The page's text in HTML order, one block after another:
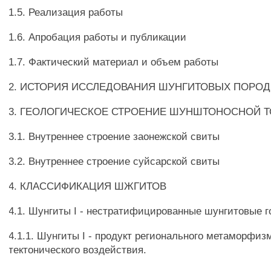
1.5. Реализация работы
1.6. Апробация работы и публикации
1.7. Фактический материал и объем работы
2. ИСТОРИЯ ИССЛЕДОВАНИЯ ШУНГИТОВЫХ ПОРОД
3. ГЕОЛОГИЧЕСКОЕ СТРОЕНИЕ ШУНШТОНОСНОЙ
3.1. Внутреннее строение заонежской свиты
3.2. Внутреннее строение суйсарской свиты
4. КЛАССИФИКАЦИЯ ШЖГИТОВ
4.1. Шунгиты I - нестратифицированные шунгитовые
4.1.1. Шунгиты I - продукт регионального
тектонического воздействия.